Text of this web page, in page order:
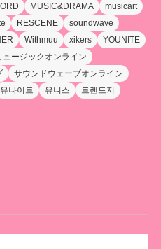
MUSIC&DRAMA
musicart
RESCENE
soundwave
Withmuu xikers
YOUNITE
ュージックオンライン
サウンドウェーブオンライン
유나이트 유니스
트렌드지